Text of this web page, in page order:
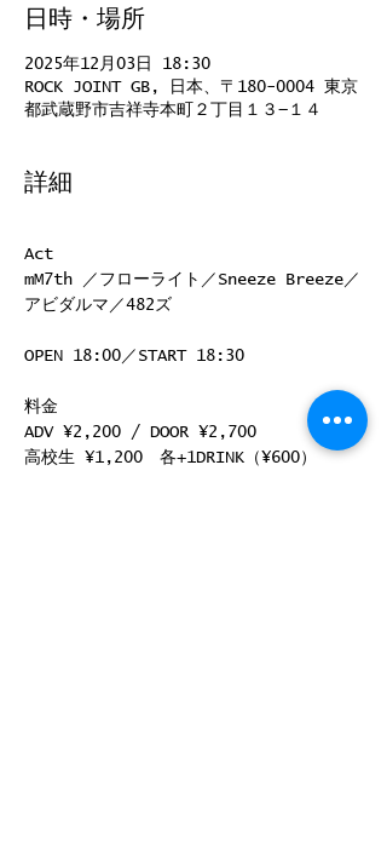
日時・場所
2025年12月03日 18:30
ROCK JOINT GB, 日本、〒180-0004 東京
都武蔵野市吉祥寺本町２丁目１３−１４
詳細
Act
mM7th ／フローライト／Sneeze Breeze／
アビダルマ／482ズ
OPEN 18:00／START 18:30
料金
ADV ¥2,200 / DOOR ¥2,700
高校生 ¥1,200　各+1DRINK（¥600）